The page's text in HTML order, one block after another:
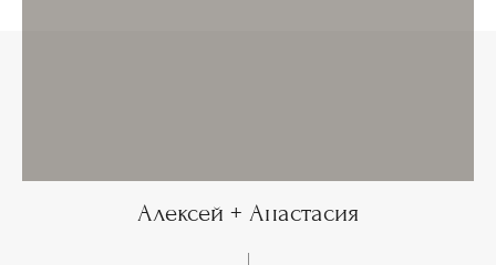
Алексей + Анастасия